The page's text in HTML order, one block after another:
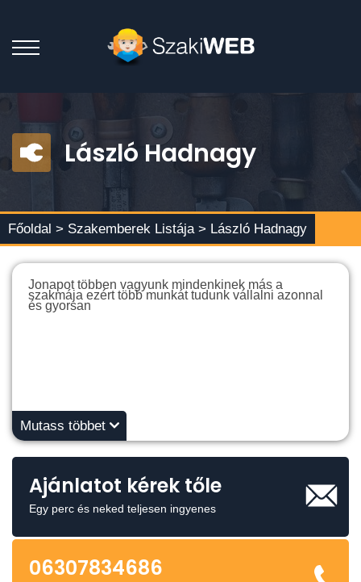
László Hadnagy
Főoldal > Szakemberek Listája > László Hadnagy
Jonapot többen vagyunk mindenkinek más a
szakmája ezért több munkát tudunk vállalni azonnal
és gyorsan
Mutass többet
Ajánlatot kérek tőle
Egy perc és neked teljesen ingyenes
06307834686